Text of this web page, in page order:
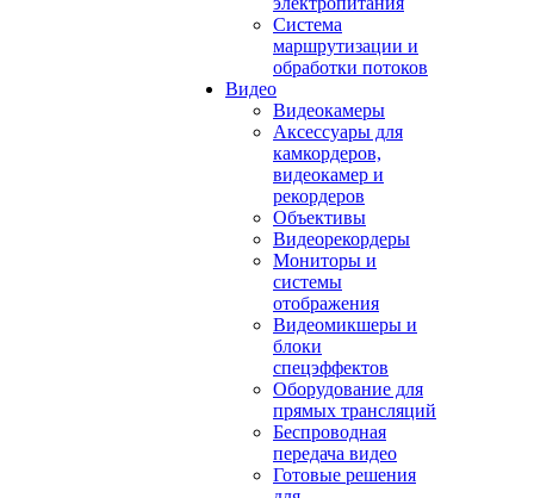
Система
маршрутизации и
обработки потоков
Видео
Видеокамеры
Аксессуары для
камкордеров,
видеокамер и
рекордеров
Объективы
Видеорекордеры
Мониторы и
системы
отображения
Видеомикшеры и
блоки
спецэффектов
Оборудование для
прямых трансляций
Беспроводная
передача видео
Готовые решения